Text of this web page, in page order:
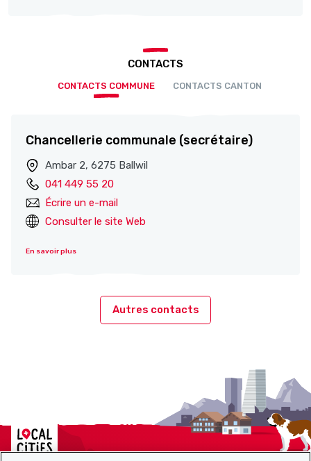
CONTACTS
CONTACTS COMMUNE CONTACTS CANTON
Chancellerie communale (secrétaire)
Ambar 2, 6275 Ballwil
041 449 55 20
Écrire un e-mail
Consulter le site Web
En savoir plus
Autres contacts
Localcities